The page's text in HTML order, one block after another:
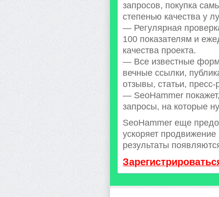
запросов, покупка
степенью качества у
— Регулярная
100 показателям и
качества проекта.
— Все известные
вечные ссылки,
отзывы, статьи,
— SeoHammer
запросы, на которые
SeoHammer еще
ускоряет
результаты